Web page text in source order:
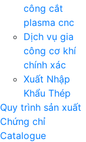
công cắt
plasma cnc
Dịch vụ gia
công cơ khí
chính xác
Xuất Nhập
Khẩu Thép
Quy trình sản xuất
Chứng chỉ
Catalogue